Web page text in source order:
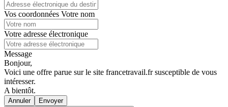
Vos coordonnées Votre nom
Votre adresse électronique
Message
Bonjour,
Voici une offre parue sur le site francetravail.fr susceptible de vous
intéresser.
A bientôt.
Annuler